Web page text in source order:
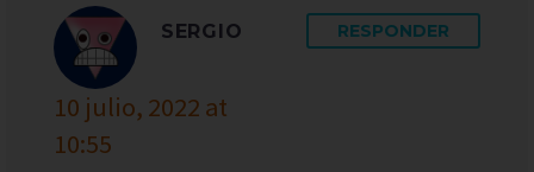
SERGIO
10 julio, 2022 at
10:55
RESPONDER